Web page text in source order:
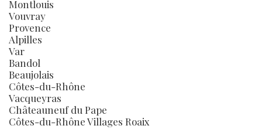
Montlouis
Vouvray
Provence
Alpilles
Var
Bandol
Beaujolais
Côtes-du-Rhône
Vacqueyras
Châteauneuf du Pape
Côtes-du-Rhône Villages Roaix